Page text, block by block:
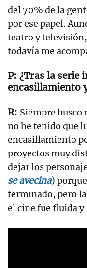
del 70% de la
por ese papel.
teatro y
todavía me
¿Tras la serie
encasillamiento
Siempre busco
no he tenido que
encasillamiento
proyectos muy
dejar los
se avecina)
terminado, pero
el cine fue fluida y